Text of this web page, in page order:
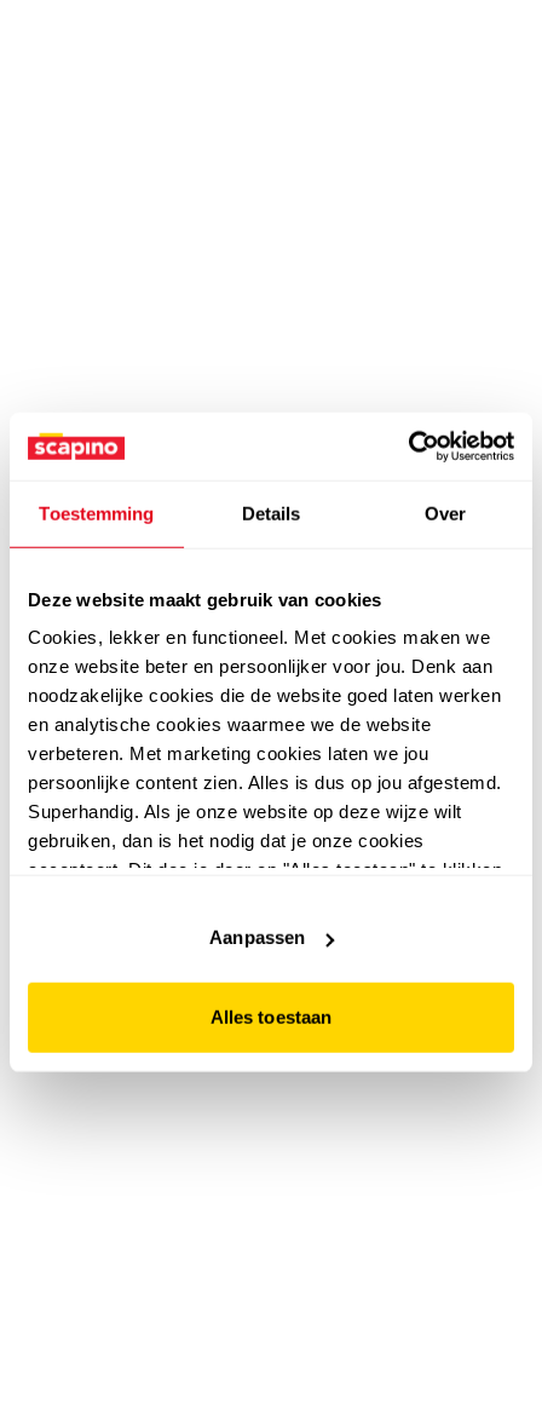
Toestemming Details Over
Deze website maakt gebruik van cookies
Cookies, lekker en functioneel. Met cookies maken we
onze website beter en persoonlijker voor jou. Denk aan
noodzakelijke cookies die de website goed laten werken
en analytische cookies waarmee we de website
verbeteren. Met marketing cookies laten we jou
persoonlijke content zien. Alles is dus op jou afgestemd.
Superhandig. Als je onze website op deze wijze wilt
gebruiken, dan is het nodig dat je onze cookies
accepteert. Dit doe je door op "Alles toestaan" te klikken.
website niet optimaal functioneert.
Aanpassen
Alles toestaan